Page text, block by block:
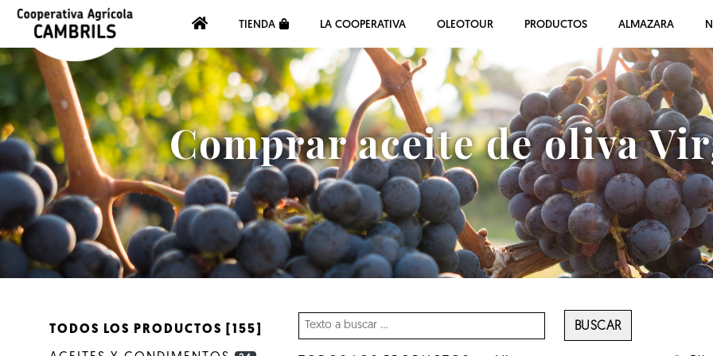
TIENDA LA COOPERATIVA OLEOTOUR PRODUCTOS ALMAZARA
Comprar aceite de oliva
BUSCAR
TODOS LOS PRODUCTOS [155]